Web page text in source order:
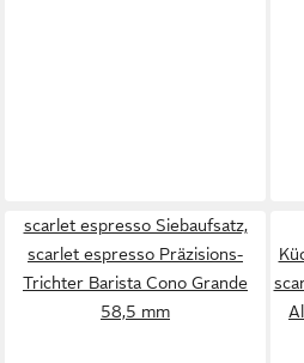
scarlet espresso Siebaufsatz,
scarlet espresso Präzisions-
Trichter Barista Cono Grande
58,5 mm